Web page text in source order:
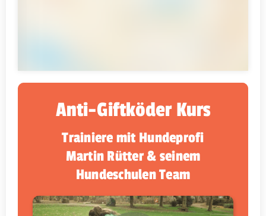
Anti-Giftköder Kurs
Trainiere mit Hundeprofi
Martin Rütter & seinem
Hundeschulen Team